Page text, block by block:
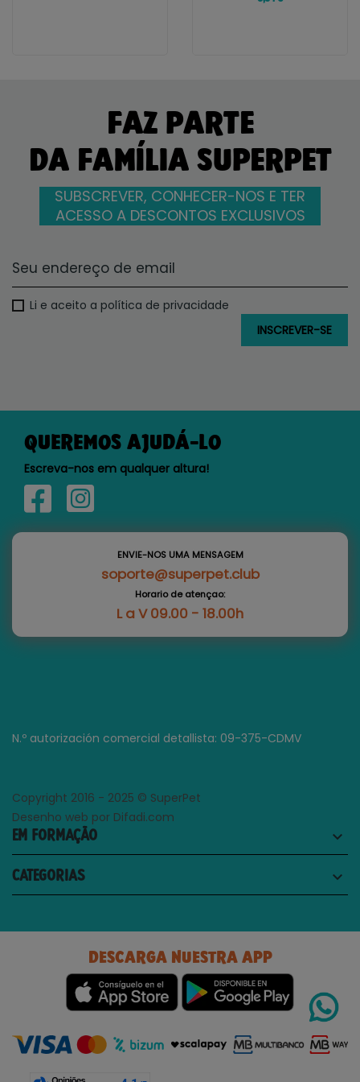
FAZ PARTE
DA FAMÍLIA SUPERPET
SUBSCREVER, CONHECER-NOS E TER
ACESSO A DESCONTOS EXCLUSIVOS
Li e aceito a política de privacidade
QUEREMOS AJUDÁ-LO
Escreva-nos em qualquer altura!
ENVIE-NOS UMA MENSAGEM
soporte@superpet.club
Horario de atençao:
L a V 09.00 - 18.00h
N.º autorización comercial detallista: 09-375-CDMV
Copyright 2016 - 2025 © SuperPet
Desenho web por Difadi.com
EM FORMAÇÃO keyboard_arrow_down
CATEGORIAS keyboard_arrow_down
DESCARGA NUESTRA APP